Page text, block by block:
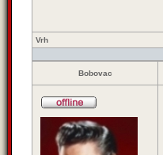
Vrh
Bobovac